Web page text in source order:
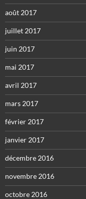
août 2017
juillet 2017
juin 2017
mai 2017
avril 2017
mars 2017
février 2017
janvier 2017
décembre 2016
novembre 2016
octobre 2016